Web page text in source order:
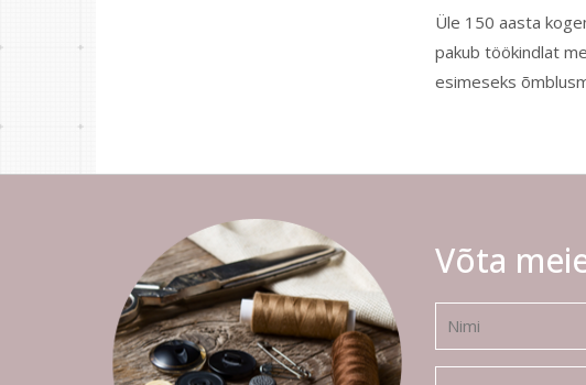
Üle 150 aasta
pakub töökindlat
esimeseks
Võta